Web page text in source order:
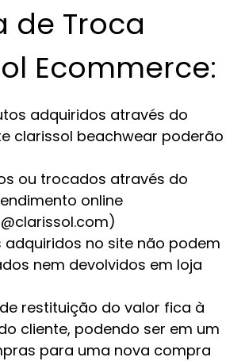
de Troca
Ecommerce:
adquiridos através do
clarissol beachwear poderão
ou trocados através do
online
adquiridos no site não podem
nem devolvidos em loja
restituição do valor fica à
cliente, podendo ser em um
para uma nova compra